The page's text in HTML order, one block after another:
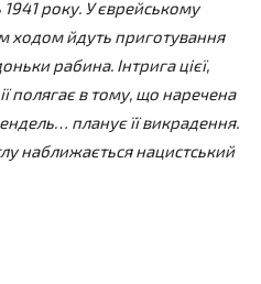
року. У єврейському
ходом йдуть приготування
рабина. Інтрига цієї,
полягає в тому, що наречена
планує її викрадення.
наближається нацистський